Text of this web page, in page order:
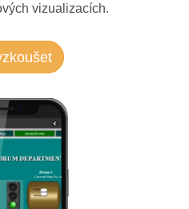
vizualizacích.